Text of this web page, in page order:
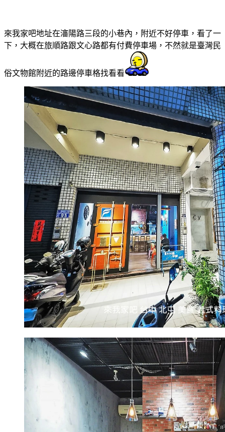
來我家吧地址在瀋陽路三段的小巷內，附近不好停車，看了一
下，大概在旅順路跟文心路都有付費停車場，不然就是臺灣民
俗文物館附近的路邊停車格找看看